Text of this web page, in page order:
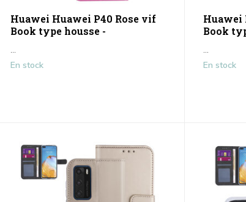
Huawei Huawei P40 Rose vif
Book type housse -
...
En stock
Huawei
Book
...
En stock